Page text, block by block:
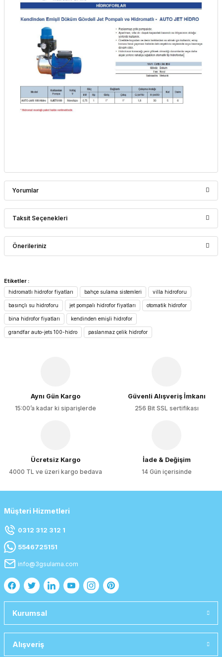
Yorumlar
Bu ürüne ilk yorumu siz yapın!
Taksit Seçenekleri
Önerileriniz
konularda yetersiz gördüğünüz noktaları öneri formunu
kullanarak tarafımıza iletebilirsiniz.
Görüş ve önerileriniz için teşekkür ederiz.
Ürün resmi kalitesiz, bozuk veya görüntülenemiyor.
Etiketler :
hidromatlı hidrofor fiyatları
bahçe sulama sistemleri villa hidroforu
basınçlı su hidroforu jet pompalı hidrofor fiyatları otomatik hidrofor
bina hidrofor fiyatları kendinden emişli hidrofor
grandfar auto-jets 100-hidro paslanmaz çelik hidrofor
Aynı Gün Kargo
15:00’a kadar ki siparişlerde
Güvenli Alışveriş İmkanı
256 Bit SSL sertifikası
Ücretsiz Kargo
4000 TL ve üzeri kargo bedava
İade & Değişim
14 Gün içerisinde
Müşteri Hizmetleri
0312 312 312 1
5546725151
info@3gsulama.com
Kurumsal
Alışveriş